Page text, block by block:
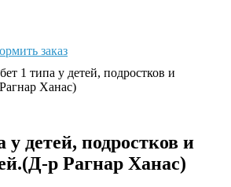
заказ
1 типа у детей, подростков и
Ханас)
у детей, подростков и
р Рагнар Ханас)